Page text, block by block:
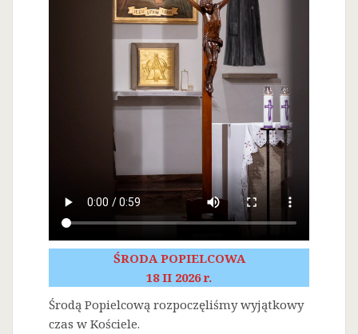
ŚRODA POPIELCOWA
18 II 2026 r.
Środą Popielcową rozpoczęliśmy wyjątkowy
czas w Kościele.